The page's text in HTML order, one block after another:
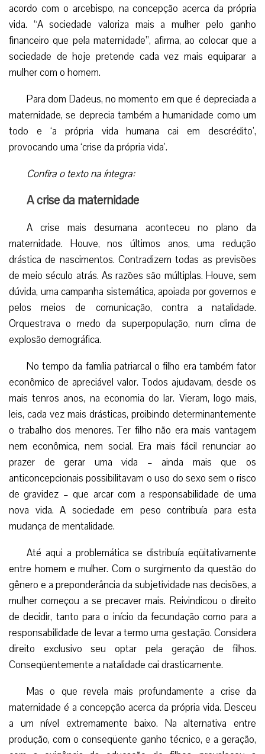
acordo com o arcebispo, na concepção acerca da própria
vida. “A sociedade valoriza mais a mulher pelo ganho
financeiro que pela maternidade”, afirma, ao colocar que a
sociedade de hoje pretende cada vez mais equiparar a
mulher com o homem.
Para dom Dadeus, no momento em que é depreciada a
maternidade, se deprecia também a humanidade como um
todo e ‘a própria vida humana cai em descrédito’,
provocando uma ‘crise da própria vida’.
Confira o texto na íntegra:
A crise da maternidade
A crise mais desumana aconteceu no plano da
maternidade. Houve, nos últimos anos, uma redução
drástica de nascimentos. Contradizem todas as previsões
de meio século atrás. As razões são múltiplas. Houve, sem
dúvida, uma campanha sistemática, apoiada por governos e
pelos meios de comunicação, contra a natalidade.
Orquestrava o medo da superpopulação, num clima de
explosão demográfica.
No tempo da família patriarcal o filho era também fator
econômico de apreciável valor. Todos ajudavam, desde os
mais tenros anos, na economia do lar. Vieram, logo mais,
leis, cada vez mais drásticas, proibindo determinantemente
o trabalho dos menores. Ter filho não era mais vantagem
nem econômica, nem social. Era mais fácil renunciar ao
prazer de gerar uma vida – ainda mais que os
anticoncepcionais possibilitavam o uso do sexo sem o risco
de gravidez – que arcar com a responsabilidade de uma
nova vida. A sociedade em peso contribuía para esta
mudança de mentalidade.
Até aqui a problemática se distribuía eqüitativamente
entre homem e mulher. Com o surgimento da questão do
gênero e a preponderância da subjetividade nas decisões, a
mulher começou a se precaver mais. Reivindicou o direito
de decidir, tanto para o início da fecundação como para a
responsabilidade de levar a termo uma gestação. Considera
direito exclusivo seu optar pela geração de filhos.
Conseqüentemente a natalidade cai drasticamente.
Mas o que revela mais profundamente a crise da
maternidade é a concepção acerca da própria vida. Desceu
a um nível extremamente baixo. Na alternativa entre
produção, com o conseqüente ganho técnico, e a geração,